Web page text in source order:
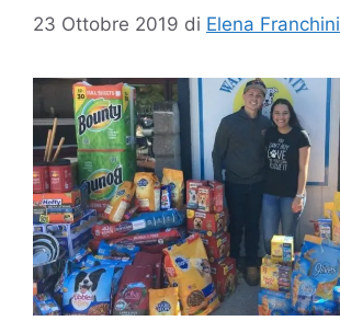
23 Ottobre 2019 di Elena Franchini